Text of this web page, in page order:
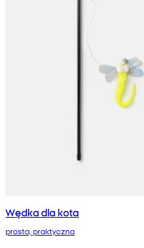
Wędka dla kota
prosta, praktyczna